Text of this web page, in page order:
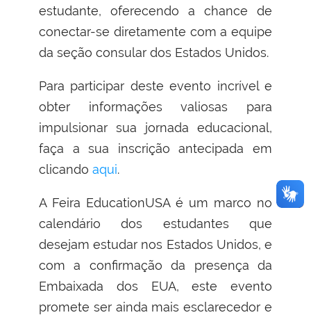
estudante, oferecendo a chance de
conectar-se diretamente com a equipe
da seção consular dos Estados Unidos.
Para participar deste evento incrível e
obter informações valiosas para
impulsionar sua jornada educacional,
faça a sua inscrição antecipada em
clicando aqui.
A Feira EducationUSA é um marco no
calendário dos estudantes que
desejam estudar nos Estados Unidos, e
com a confirmação da presença da
Embaixada dos EUA, este evento
promete ser ainda mais esclarecedor e